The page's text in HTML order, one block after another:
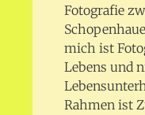
Fotografie
mich ist
Lebens und
Rahmen ist